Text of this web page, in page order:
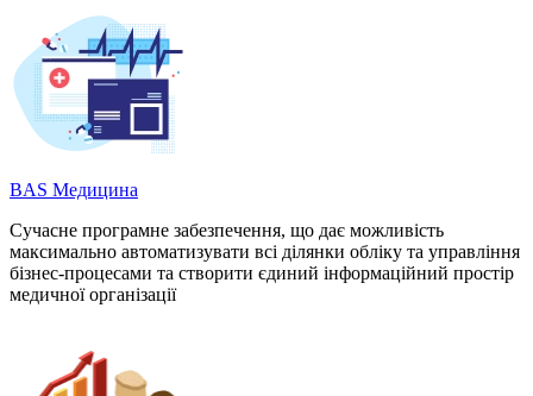
BAS Медицина
Сучасне програмне забезпечення, що дає можливість
максимально автоматизувати всі ділянки обліку та управління
бізнес-процесами та створити єдиний інформаційний простір
медичної організації